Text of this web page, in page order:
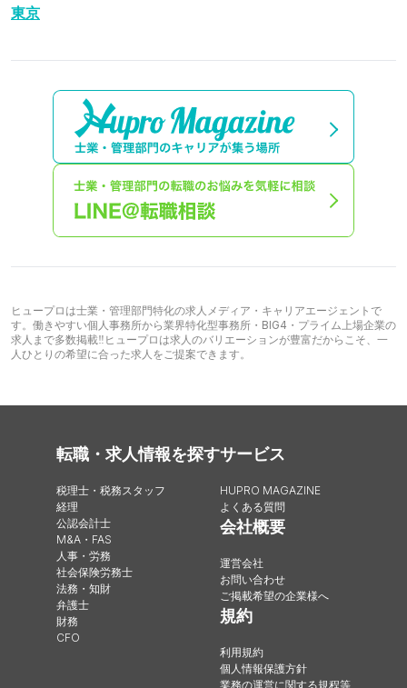
東京
ヒュープロは士業・管理部門特化の求人メディア・キャリアエージェントで
す。働きやすい個人事務所から業界特化型事務所・BIG4・プライム上場企業の
求人まで多数掲載‼︎ヒュープロは求人のバリエーションが豊富だからこそ、一
人ひとりの希望に合った求人をご提案できます。
転職・求人情報を探す
税理士・税務スタッフ
経理
公認会計士
M&A・FAS
人事・労務
社会保険労務士
法務・知財
弁護士
財務
CFO
サービス
HUPRO MAGAZINE
よくある質問
会社概要
運営会社
お問い合わせ
ご掲載希望の企業様へ
規約
利用規約
個人情報保護方針
業務の運営に関する規程等